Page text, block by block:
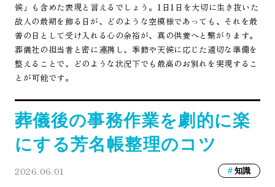
候」も含めた表現と言えるでしょう。1日1日を大切に生き抜いた
故人の最期を飾る日が、どのような空模様であっても、それを最
善の日として受け入れる心の余裕が、真の供養へと繋がります。
葬儀社の担当者と密に連携し、季節や天候に応じた適切な準備を
整えることで、どのような状況下でも最高のお別れを実現するこ
とが可能です。
葬儀後の事務作業を劇的に楽
にする芳名帳整理のコツ
2026.06.01 知識